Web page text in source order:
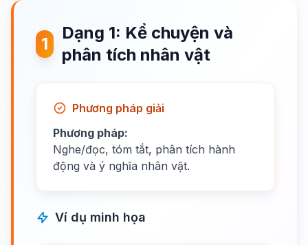
1
Dạng 1: Kể chuyện và
phân tích nhân vật
Phương pháp giải
Phương pháp:
Nghe/đọc, tóm tắt, phân tích hành
động và ý nghĩa nhân vật.
Ví dụ minh họa